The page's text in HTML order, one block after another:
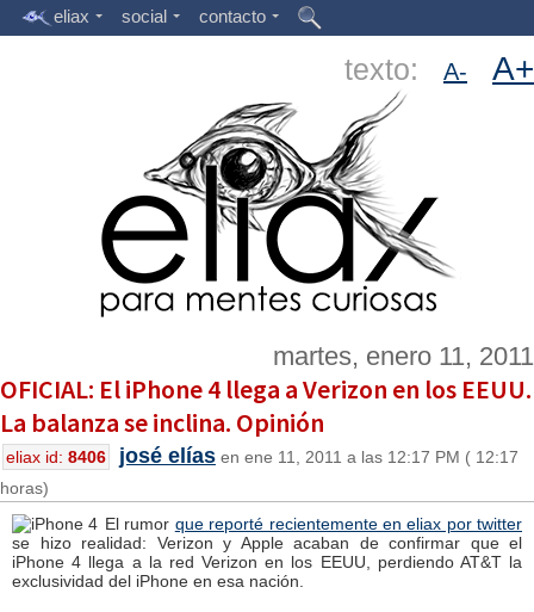
eliax social contacto
texto: A- A+
martes, enero 11, 2011
OFICIAL: El iPhone 4 llega a Verizon en los EEUU.
La balanza se inclina. Opinión
eliax id: 8406 josé elías en ene 11, 2011 a las 12:17 PM ( 12:17
horas)
El rumor que reporté recientemente en eliax por twitter
se hizo realidad: Verizon y Apple acaban de confirmar que el
iPhone 4 llega a la red Verizon en los EEUU, perdiendo AT&T la
exclusividad del iPhone en esa nación.